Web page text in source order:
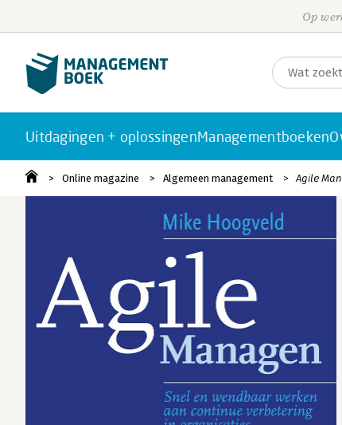
Op
Uitdagingen + oplossingenManagementboeken
Online magazine Algemeen management Agile